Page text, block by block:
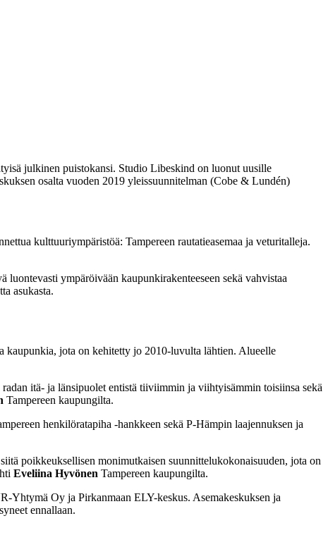
julkinen puistokansi. Studio Libeskind on luonut uusille
osalta vuoden 2019 yleissuunnitelman (Cobe & Lundén)
kulttuuriympäristöä: Tampereen rautatieasemaa ja veturitalleja.
luontevasti ympäröivään kaupunkirakenteeseen sekä vahvistaa
asukasta.
kaupunkia, jota on kehitetty jo 2010-luvulta lähtien. Alueelle
itä- ja länsipuolet entistä tiiviimmin ja viihtyisämmin toisiinsa sekä
Tampereen kaupungilta.
henkilöratapiha -hankkeen sekä P-Hämpin laajennuksen ja
poikkeuksellisen monimutkaisen suunnittelukokonaisuuden, jota on
Eveliina Hyvönen Tampereen kaupungilta.
Yhtymä Oy ja Pirkanmaan ELY-keskus. Asemakeskuksen ja
ennallaan.